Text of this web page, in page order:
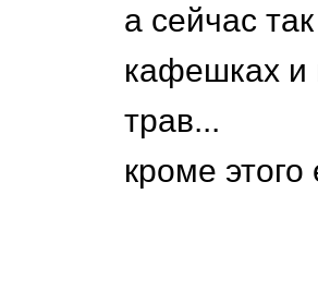
а сейчас
кафешках и
трав...
кроме